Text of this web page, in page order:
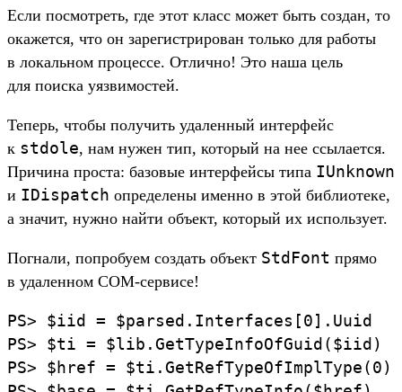
Ес­ли пос­мотреть, где этот класс может быть соз­дан, то
ока­жет­ся, что он зарегис­три­рован толь­ко для работы
в локаль­ном про­цес­се. Отлично! Это наша цель
для поис­ка уяз­вимос­тей.
Те­перь, что­бы получить уда­лен­ный интерфейс
к stdole, нам нужен тип, который на нее ссы­лает­ся.
При­чина прос­та: базовые интерфей­сы типа IUnknown
и IDispatch опре­деле­ны имен­но в этой биб­лиоте­ке,
а зна­чит, нуж­но най­ти объ­ект, который их исполь­зует.
Пог­нали, поп­робу­ем соз­дать объ­ект StdFont пря­мо
в уда­лен­ном COM-сер­висе!
PS> $iid = $parsed. Interfaces[0]. Uuid
PS> $ti = $lib.GetTypeInfoOfGuid($iid)
PS> $href = $ti.GetRefTypeOfImplType(0)